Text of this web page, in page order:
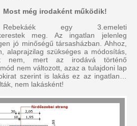
Most még irodaként működik!
Rebekáék egy 3.emeleti
kerestek meg. Az ingatlan jelenleg
jó minőségű társasházban. Ahhoz,
alaprajzilag szükséges a módosítás,
nem, mert az irodává történő
nem változott, azaz a tulajdoni lap
szerint is lakás ez az ingatlan…
nem lakásként!